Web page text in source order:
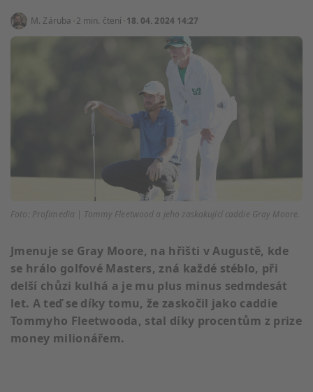
M. Záruba 2 min. čtení 18. 04. 2024 14:27
Foto: Profimedia | Tommy Fleetwood a jeho zaskakující caddie Gray Moore.
Jmenuje se Gray Moore, na hřišti v Augustě, kde
se hrálo golfové Masters, zná každé stéblo, při
delší chůzi kulhá a je mu plus minus sedmdesát
let. A teď se díky tomu, že zaskočil jako caddie
Tommyho Fleetwooda, stal díky procentům z prize
money milionářem.